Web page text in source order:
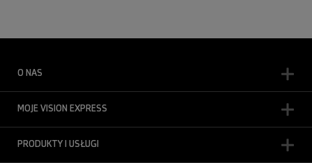
O NAS
MOJE VISION EXPRESS
PRODUKTY I USŁUGI